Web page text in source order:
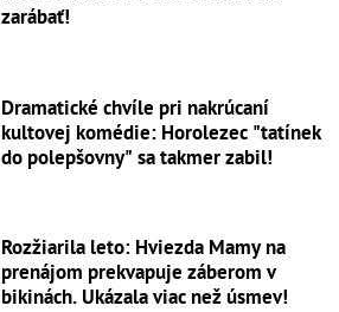
zarábať!
Dramatické chvíle pri nakrúcaní
kultovej komédie: Horolezec "tatínek
do polepšovny" sa takmer zabil!
Rozžiarila leto: Hviezda Mamy na
prenájom prekvapuje záberom v
bikinách. Ukázala viac než úsmev!